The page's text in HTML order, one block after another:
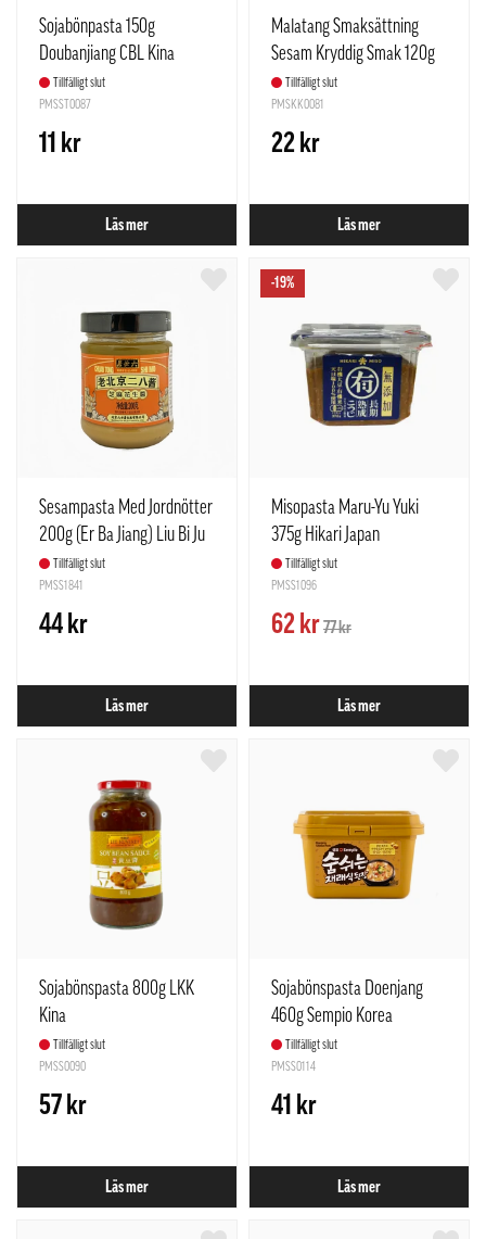
Sojabönpasta 150g
Doubanjiang CBL Kina
Tillfälligt slut
PMSST0087
11 kr
Läs mer
Malatang Smaksättning
Sesam Kryddig Smak 120g
Bai Jia Kina
Tillfälligt slut
PMSKK0081
22 kr
Läs mer
Sesampasta Med Jordnötter
200g (Er Ba Jiang) Liu Bi Ju
KinaTillfälligt slut
PMSS1841
44 kr
Läs mer
-19%
Misopasta Maru-Yu Yuki
375g Hikari Japan
Tillfälligt slut
PMSS1096
62 kr77 kr
Läs mer
Sojabönspasta 800g LKK
Kina
Tillfälligt slut
PMSS0090
57 kr
Läs mer
Sojabönspasta Doenjang
460g Sempio Korea
Tillfälligt slut
PMSS0114
41 kr
Läs mer